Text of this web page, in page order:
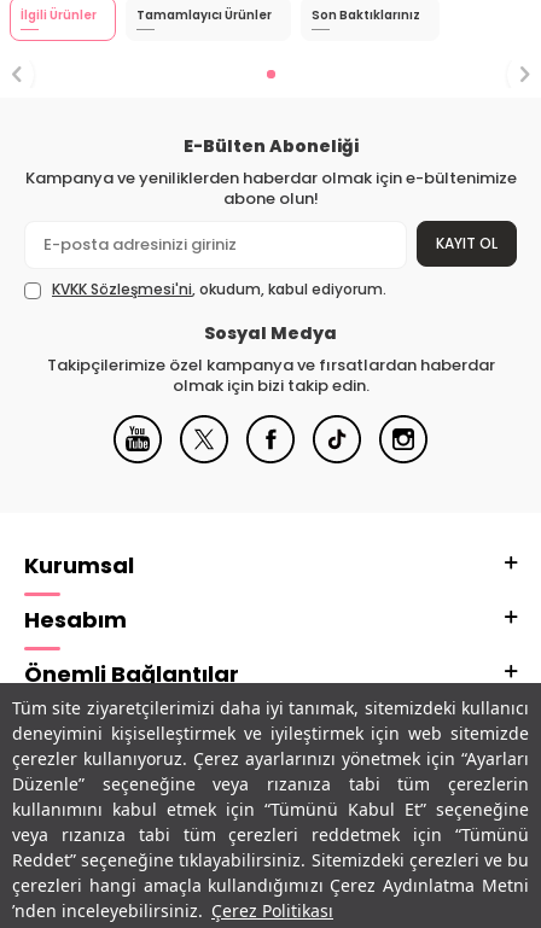
Tüm site ziyaretçilerimizi daha iyi tanımak, sitemizdeki kullanıcı
deneyimini kişiselleştirmek ve iyileştirmek için web sitemizde
çerezler kullanıyoruz. Çerez ayarlarınızı yönetmek için “Ayarları
Düzenle” seçeneğine veya rızanıza tabi tüm çerezlerin
kullanımını kabul etmek için “Tümünü Kabul Et” seçeneğine
veya rızanıza tabi tüm çerezleri reddetmek için “Tümünü
Reddet” seçeneğine tıklayabilirsiniz. Sitemizdeki çerezleri ve bu
çerezleri hangi amaçla kullandığımızı Çerez Aydınlatma Metni
’nden inceleyebilirsiniz. Çerez Politikası
İlgili Ürünler Tamamlayıcı Ürünler Son Baktıklarınız
E-Bülten Aboneliği
Kampanya ve yeniliklerden haberdar olmak için e-bültenimize
abone olun!
KAYIT OL
KVKK Sözleşmesi'ni, okudum, kabul ediyorum.
Sosyal Medya
Takipçilerimize özel kampanya ve fırsatlardan haberdar
olmak için bizi takip edin.
Kurumsal
Hesabım
Önemli Bağlantılar
Adres & İletişim
Uygulamalarımız